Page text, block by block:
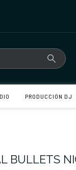
PRODUCCIÓN DJ
BULLETS